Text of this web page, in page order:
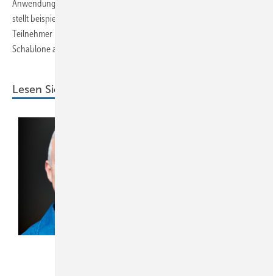
Anwendungsbeispiele in der Krehle-Produktion. Michele Dal Ponte
stellt beispielsweise das moderne Flexijet-Laseraufmaßsystem vor. Die
Teilnehmer beobachten gespannt, wie er die Maße direkt an einer
Schablone abnimmt.
Lesen Sie auch: